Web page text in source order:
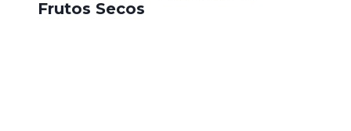
Frutos Secos